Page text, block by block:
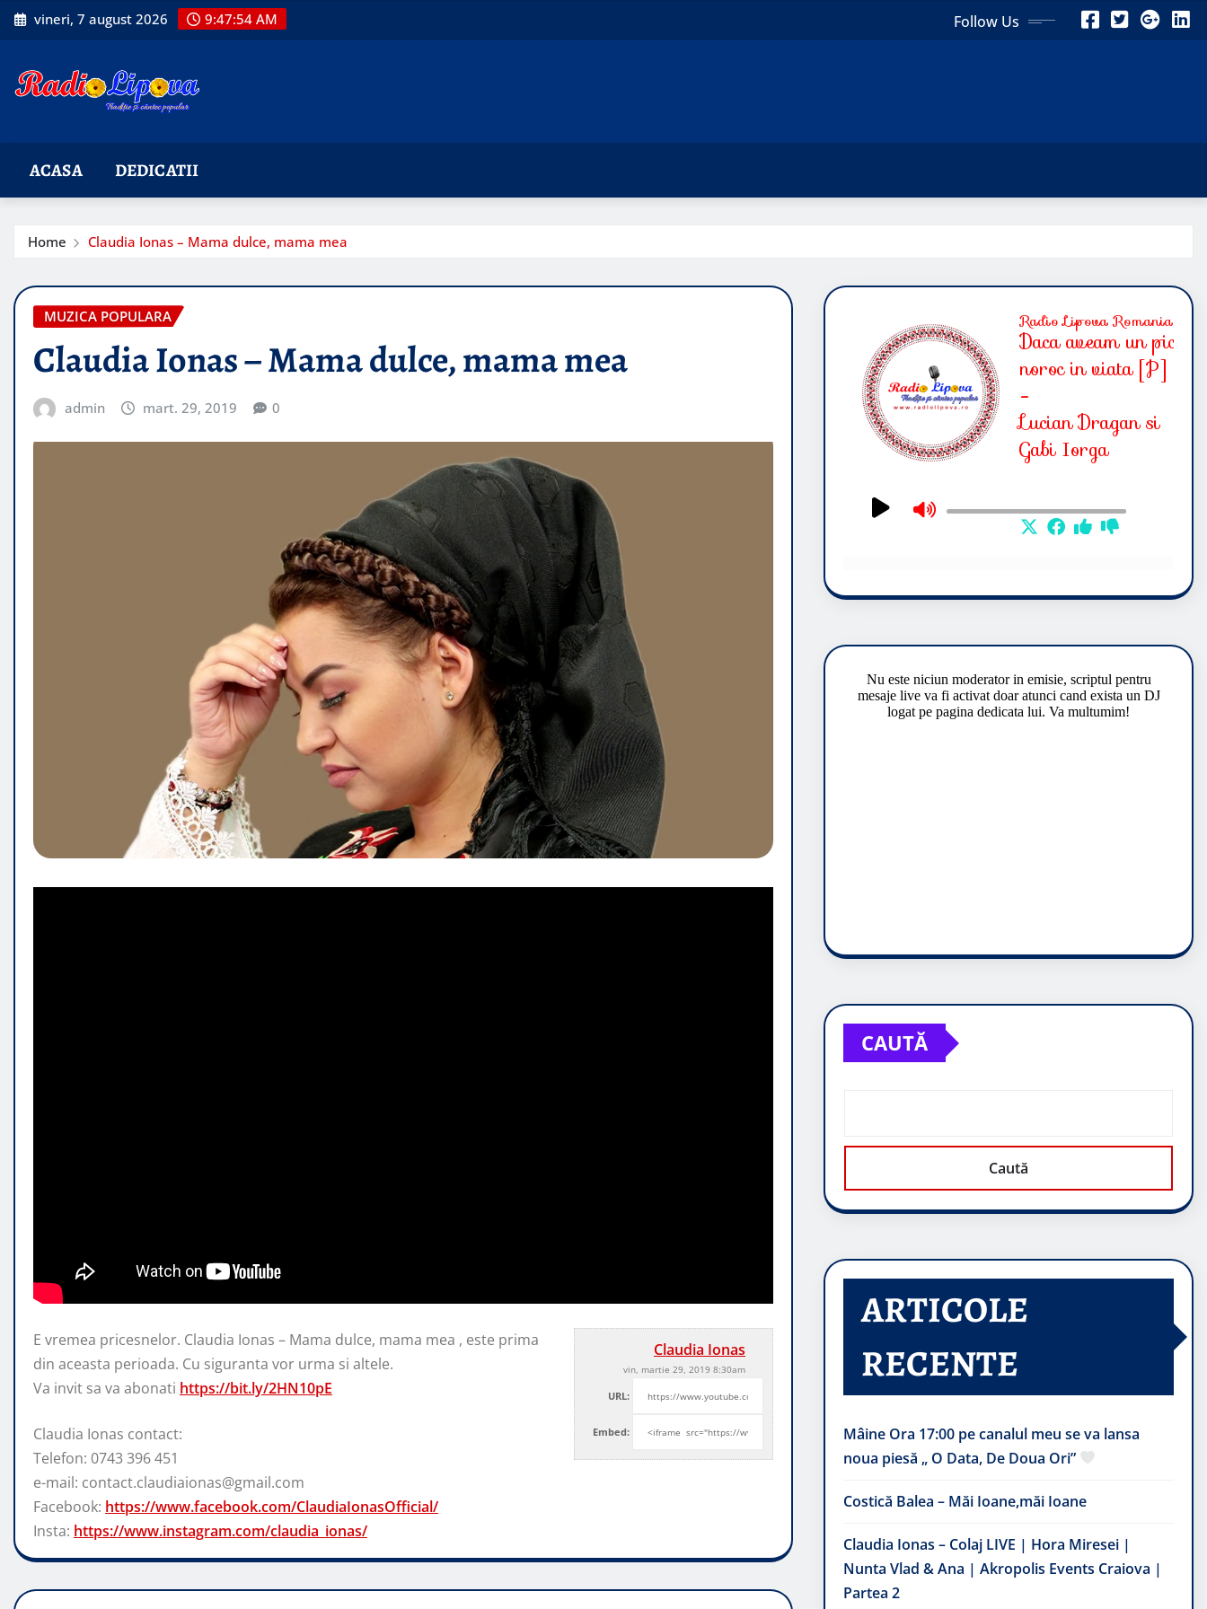
Skip
to
vineri, 7 august 2026 9:47:55 AM Follow Us
ACASA DEDICATII
Home Claudia Ionas – Mama dulce, mama mea
MUZICA POPULARA
Claudia Ionas – Mama dulce, mama mea
admin mart. 29, 2019 0
Claudia Ionas
vin, martie 29, 2019 8:30am
URL:
Embed:
E vremea pricesnelor. Claudia Ionas – Mama dulce, mama mea , este prima
din aceasta perioada. Cu siguranta vor urma si altele.
Va invit sa va abonati https://bit.ly/2HN10pE
Claudia Ionas contact:
Telefon: 0743 396 451
e-mail: contact.claudiaionas@gmail.com
Facebook: https://www.facebook.com/ClaudiaIonasOfficial/
Insta: https://www.instagram.com/claudia_ionas/
CAUTĂ
Caută
ARTICOLE
RECENTE
Mâine Ora 17:00 pe canalul meu se va lansa
noua piesă „ O Data, De Doua Ori”
Costică Balea – Măi Ioane,măi Ioane
Claudia Ionas – Colaj LIVE | Hora Miresei |
Nunta Vlad & Ana | Akropolis Events Craiova |
Partea 2